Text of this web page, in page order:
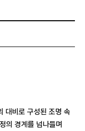
대비로 구성된 조명 속
의 경계를 넘나들며